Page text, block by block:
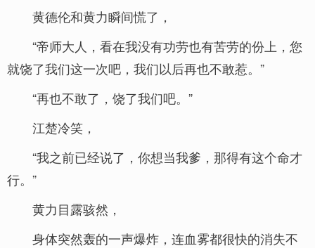
黄德伦和黄力瞬间慌了，
“帝师大人，看在我没有功劳也有苦劳的份上，您
就饶了我们这一次吧，我们以后再也不敢惹。”
“再也不敢了，饶了我们吧。”
江楚冷笑，
“我之前已经说了，你想当我爹，那得有这个命才
行。”
黄力目露骇然，
身体突然轰的一声爆炸，连血雾都很快的消失不